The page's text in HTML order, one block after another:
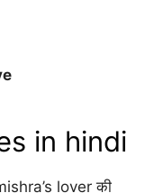
in hindi
lover की